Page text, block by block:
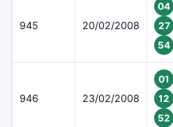
945 20/02/2008
04
27
54
946 23/02/2008
01
12
52